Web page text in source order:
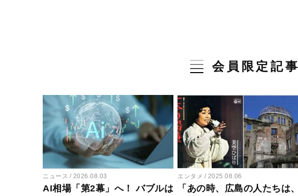
会員限定記事
ニュース 2026.08.03
AI相場「第2幕」へ！ バブルは
エンタメ 2025.08.06
「あの時、広島の人たちは、